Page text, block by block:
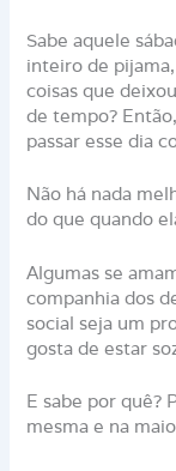
Sabe aquele
inteiro de
coisas que
de tempo?
passar esse dia
Não há nada
do que quando
Algumas se
companhia dos
social seja um
gosta de estar
E sabe por quê?
mesma e na